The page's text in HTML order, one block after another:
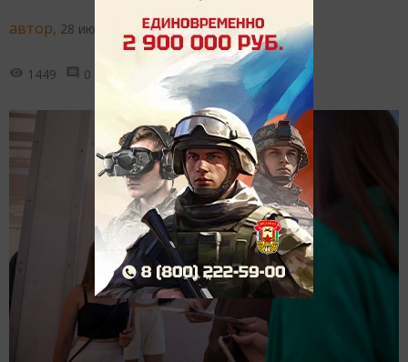
автор, 28 июня 2021 - 09:43
1449 0